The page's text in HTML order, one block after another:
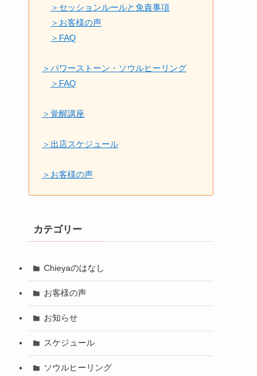
＞セッションルールと免責事項
＞お客様の声
＞FAQ
＞パワーストーン・ソウルヒーリング
＞FAQ
＞覚醒講座
＞出店スケジュール
＞お客様の声
カテゴリー
Chieyaのはなし
お客様の声
お知らせ
スケジュール
ソウルヒーリング